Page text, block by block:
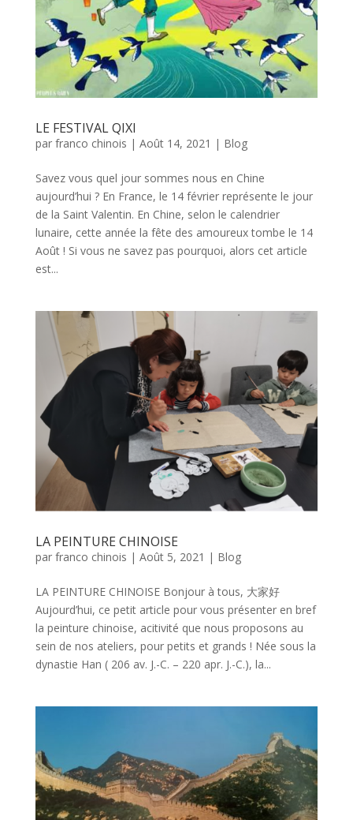
LE FESTIVAL QIXI
par franco chinois | Août 14, 2021 | Blog
Savez vous quel jour sommes nous en Chine
aujourd’hui ? En France, le 14 février représente le jour
de la Saint Valentin. En Chine, selon le calendrier
lunaire, cette année la fête des amoureux tombe le 14
Août ! Si vous ne savez pas pourquoi, alors cet article
est...
LA PEINTURE CHINOISE
par franco chinois | Août 5, 2021 | Blog
LA PEINTURE CHINOISE Bonjour à tous, 大家好
Aujourd’hui, ce petit article pour vous présenter en bref
la peinture chinoise, acitivité que nous proposons au
sein de nos ateliers, pour petits et grands ! Née sous la
dynastie Han ( 206 av. J.-C. – 220 apr. J.-C.), la...